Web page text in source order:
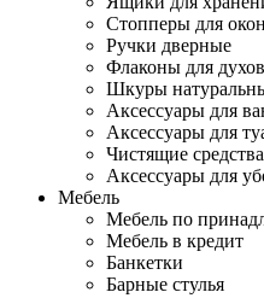
Стопперы для
Ручки дверные
Флаконы для
Шкуры
Аксессуары для
Аксессуары для
Чистящие средства
Аксессуары для
Мебель
Мебель по
Мебель в кредит
Банкетки
Барные стулья